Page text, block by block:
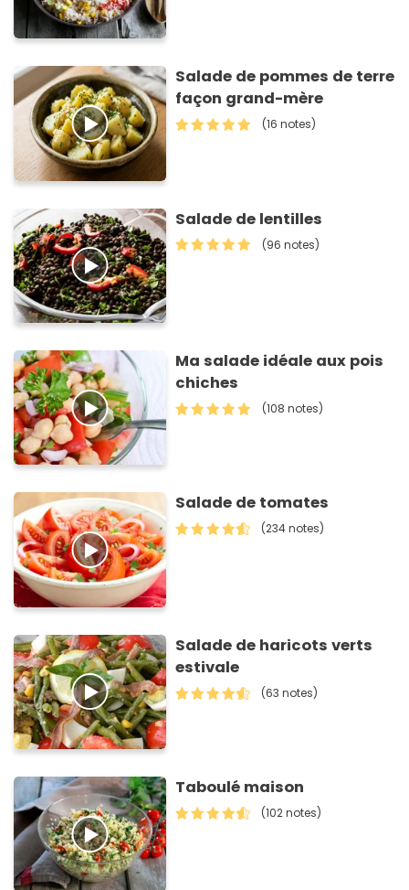
Salade de pommes de terre
façon grand-mère
(16 notes)
Salade de lentilles
(96 notes)
Ma salade idéale aux pois
chiches
(108 notes)
Salade de tomates
(234 notes)
Salade de haricots verts
estivale
(63 notes)
Taboulé maison
(102 notes)